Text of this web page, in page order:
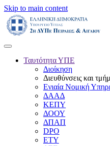
Skip to main content
Ταυτότητα ΥΠΕ
Διοίκηση
Διευθύνσεις και
Ενιαία Νομική
ΔΑΑΔ
ΚΕΠΥ
ΔΟΟΥ
ΔΠΑΠ
DPO
ΕΤΥ